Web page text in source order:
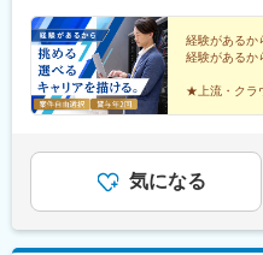
を考慮し決定します。※上
含みます。※残業代は全額
給28万円以上で、その他の
万円（経験2年入社）年収
（経験5年入社）
経験があるか
経験があるか
★上流・クラ
気になる